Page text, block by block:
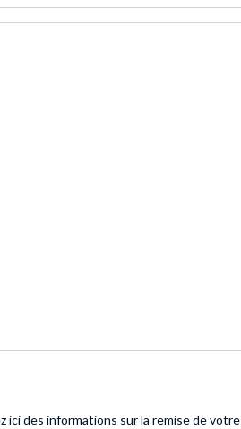
ici des informations sur la remise de